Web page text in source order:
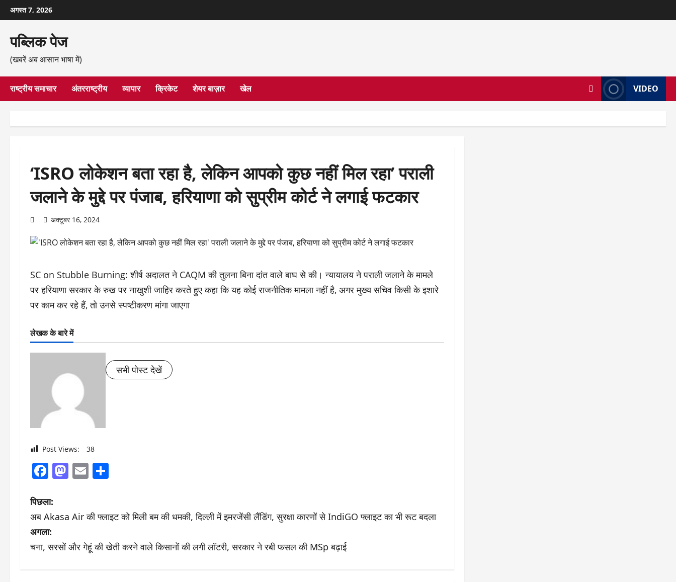
छोड़कर
सामग्री
अगस्त 7, 2026
पब्लिक पेज
(खबरें अब आसान भाषा में)
राष्ट्रीय समाचार अंतरराष्ट्रीय व्यापार क्रिकेट शेयर बाज़ार खेल VIDEO
‘ISRO लोकेशन बता रहा है, लेकिन आपको कुछ नहीं मिल रहा’ पराली
जलाने के मुद्दे पर पंजाब, हरियाणा को सुप्रीम कोर्ट ने लगाई फटकार
अक्टूबर 16, 2024
SC on Stubble Burning: शीर्ष अदालत ने CAQM की तुलना बिना दांत वाले बाघ से की। न्यायालय ने पराली जलाने के मामले
पर हरियाणा सरकार के रुख पर नाखुशी जाहिर करते हुए कहा कि यह कोई राजनीतिक मामला नहीं है, अगर मुख्य सचिव किसी के इशारे
पर काम कर रहे हैं, तो उनसे स्पष्टीकरण मांगा जाएगा
लेखक के बारे में
सभी पोस्ट देखें
Post Views: 38
Facebook
Mastodon
Email
पो
स्ट
ने
पिछला:
अब Akasa Air की फ्लाइट को मिली बम की धमकी, दिल्ली में इमरजेंसी लैंडिंग, सुरक्षा कारणों से IndiGO फ्लाइट का भी रूट बदला
अगला:
चना, सरसों और गेहूं की खेती करने वाले किसानों की लगी लॉटरी, सरकार ने रबी फसल की MSp बढ़ाई